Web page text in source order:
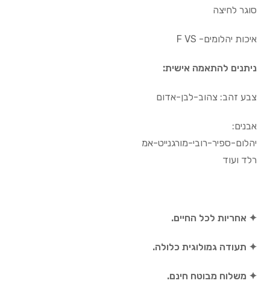
סוגר לחיצה
איכות יהלומים- F VS
ניתנים להתאמה אישית:
צבע זהב: צהוב-לבן-אדום
אבנים:
יהלום-ספיר-רובי-מורגנייט-אמ
רלד ועוד
✦ אחריות לכל החיים.
✦ תעודה גמולוגית כלולה.
✦ משלוח מבוטח חינם.